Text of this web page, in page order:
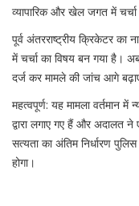
व्यापारिक और खेल जगत में चर्चा
पूर्व अंतरराष्ट्रीय क्रिकेटर
में चर्चा का विषय बन गया है।
दर्ज कर मामले की जांच आगे
महत्वपूर्ण: यह मामला वर्तमान
द्वारा लगाए गए हैं और अदालत
सत्यता का अंतिम निर्धारण
होगा।